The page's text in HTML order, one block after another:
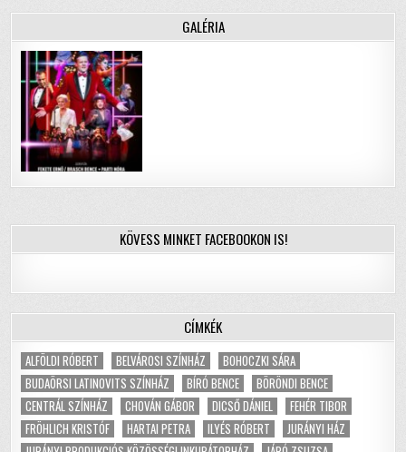
GALÉRIA
KÖVESS MINKET FACEBOOKON IS!
CÍMKÉK
ALFÖLDI RÓBERT BELVÁROSI SZÍNHÁZ
BOHOCZKI SÁRA
BUDAÖRSI LATINOVITS SZÍNHÁZ
BÍRÓ BENCE
BÖRÖNDI BENCE
CENTRÁL SZÍNHÁZ
CHOVÁN GÁBOR DICSŐ DÁNIEL
FEHÉR TIBOR
FRÖHLICH KRISTÓF
HARTAI PETRA ILYÉS RÓBERT
JURÁNYI HÁZ